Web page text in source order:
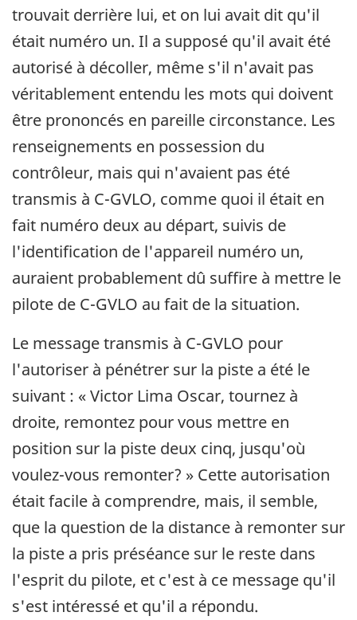
trouvait derrière lui, et on lui avait dit qu'il
était numéro un. Il a supposé qu'il avait été
autorisé à décoller, même s'il n'avait pas
véritablement entendu les mots qui doivent
être prononcés en pareille circonstance. Les
renseignements en possession du
contrôleur, mais qui n'avaient pas été
transmis à C-GVLO, comme quoi il était en
fait numéro deux au départ, suivis de
l'identification de l'appareil numéro un,
auraient probablement dû suffire à mettre le
pilote de C-GVLO au fait de la situation.
Le message transmis à C-GVLO pour
l'autoriser à pénétrer sur la piste a été le
suivant : « Victor Lima Oscar, tournez à
droite, remontez pour vous mettre en
position sur la piste deux cinq, jusqu'où
voulez-vous remonter? » Cette autorisation
était facile à comprendre, mais, il semble,
que la question de la distance à remonter sur
la piste a pris préséance sur le reste dans
l'esprit du pilote, et c'est à ce message qu'il
s'est intéressé et qu'il a répondu.